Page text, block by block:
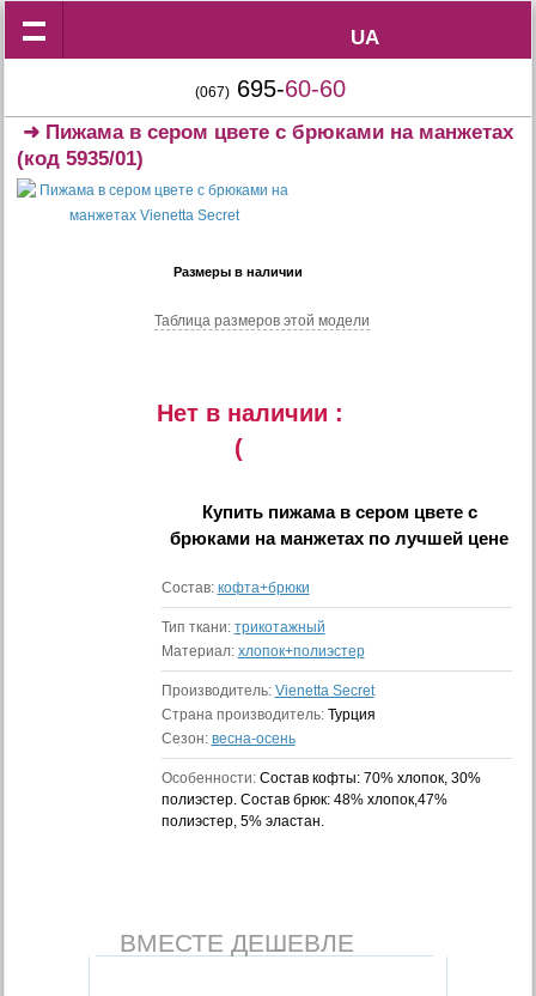
UA
UA
(067) 695-60-60
➜ Пижама в сером цвете с брюками на манжетах
(код 5935/01)
Размеры в наличии
Таблица размеров этой модели
Нет в наличии :
(
Купить пижама в сером цвете с
брюками на манжетах по лучшей цене
Состав: кофта+брюки
Тип ткани: трикотажный
Материал: хлопок+полиэстер
Производитель: Vienetta Secret
Страна производитель: Турция
Сезон: весна-осень
Особенности: Состав кофты: 70% хлопок, 30%
полиэстер. Состав брюк: 48% хлопок,47%
полиэстер, 5% эластан.
ВМЕСТЕ ДЕШЕВЛЕ